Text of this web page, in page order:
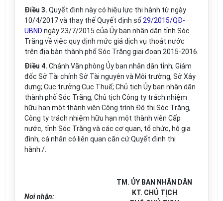
Điều 3. Quyết định này có hiệu lực thi hành từ ngày
10/4/2017 và thay thế Quyết định số 29/2015/QĐ-
UBND ngày 23/7/2015 của Ủy ban nhân dân tỉnh Sóc
Trăng về việc quy định mức giá dịch vụ thoát nước
trên địa bàn thành phố Sóc Trăng giai đoạn 2015-2016.
Điều 4. Chánh Văn phòng Ủy ban nhân dân tỉnh; Giám
đốc Sở Tài chính Sở Tài nguyên và Môi trường, Sở Xây
dựng; Cục trưởng Cục Thuế; Chủ tịch Ủy ban nhân dân
thành phố Sóc Trăng, Chủ tịch Công ty trách nhiệm
hữu hạn một thành viên Công trình Đô thị Sóc Trăng,
Công ty trách nhiệm hữu hạn một thành viên Cấp
nước, tỉnh Sóc Trăng và các cơ quan, tổ chức, hộ gia
đình, cá nhân có liên quan căn cứ Quyết định thi
hành./.
Nơi nhận:
TM. ỦY BAN NHÂN DÂN
KT. CHỦ TỊCH